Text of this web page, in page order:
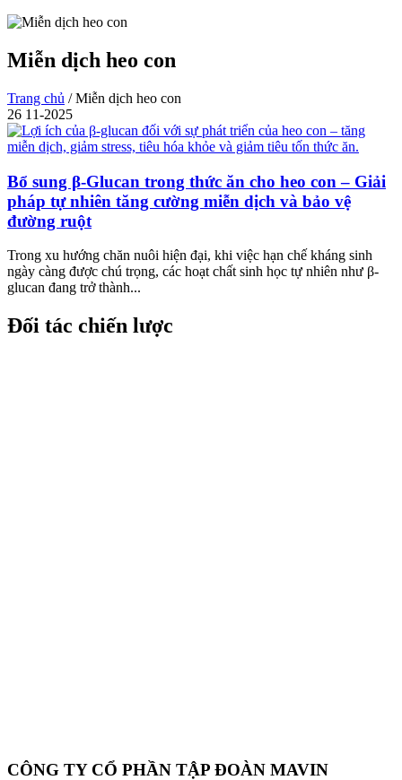
Miễn dịch heo con
Trang chủ /Miễn dịch heo con
26 11-2025
Bổ sung β-Glucan trong thức ăn cho heo con – Giải
pháp tự nhiên tăng cường miễn dịch và bảo vệ
đường ruột
Trong xu hướng chăn nuôi hiện đại, khi việc hạn chế kháng sinh
ngày càng được chú trọng, các hoạt chất sinh học tự nhiên như β-
glucan đang trở thành...
Đối tác chiến lược
CÔNG TY CỔ PHẦN TẬP ĐOÀN MAVIN